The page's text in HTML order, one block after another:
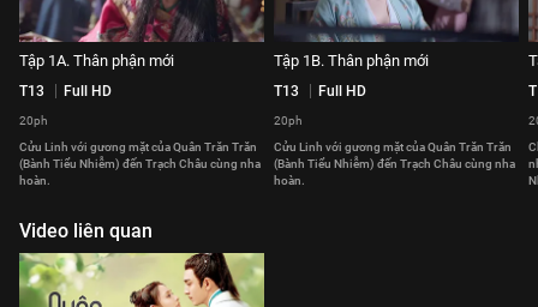
Tập 1A. Thân phận mới
T13 Full HD
20ph
Cửu Linh với gương mặt của Quân Trăn Trăn
(Bành Tiểu Nhiễm) đến Trạch Châu cùng nha
hoàn.
Tập 1B. Thân phận mới
T13 Full HD
20ph
Cửu Linh với gương mặt của Quân Trăn Trăn
(Bành Tiểu Nhiễm) đến Trạch Châu cùng nha
hoàn.
Video liên quan